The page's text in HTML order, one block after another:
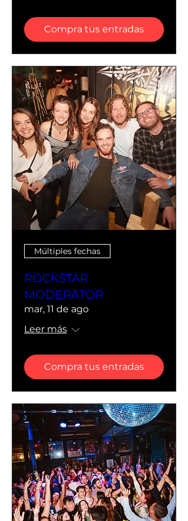
Compra tus entradas
Múltiples fechas
ROCKSTAR
MODERATOR
mar, 11 de ago
Leer más
Compra tus entradas